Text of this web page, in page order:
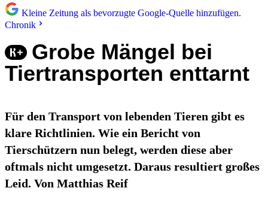
Kleine Zeitung als bevorzugte Google-Quelle hinzufügen.
Chronik
Grobe Mängel bei
Tiertransporten enttarnt
Für den Transport von lebenden Tieren gibt es
klare Richtlinien. Wie ein Bericht von
Tierschützern nun belegt, werden diese aber
oftmals nicht umgesetzt. Daraus resultiert großes
Leid. Von Matthias Reif